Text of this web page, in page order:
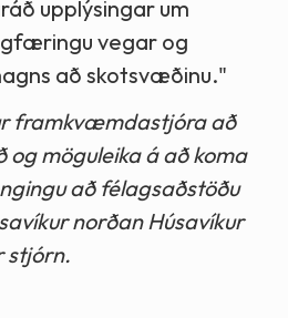
upplýsingar um
vegar og
að skotsvæðinu."
framkvæmdastjóra að
og möguleika á að koma
að félagsaðstöðu
norðan Húsavíkur
stjórn.